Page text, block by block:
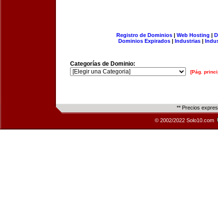
Registro de Dominios| Web Hosting |
Dominios Expirados | Industrias |
Categorías de Dominio:
[Pág.
** Precios
© 2002/2022 Solo10.com